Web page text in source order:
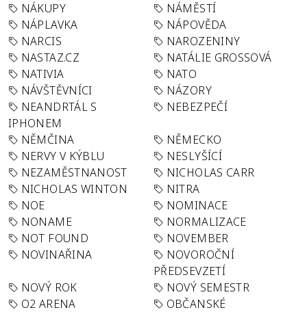
NÁKUPY
NÁMĚSTÍ
NÁPLAVKA
NÁPOVĚDA
NARCIS
NAROZENINY
NASTAZ.CZ
NATÁLIE GROSSOVÁ
NATIVIA
NATO
NÁVŠTĚVNÍCI
NÁZORY
NEANDRTÁL S
IPHONEM
NEBEZPEČÍ
NĚMČINA
NĚMECKO
NERVY V KÝBLU
NESLYŠÍCÍ
NEZAMĚSTNANOST
NICHOLAS CARR
NICHOLAS WINTON
NITRA
NOE
NOMINACE
NONAME
NORMALIZACE
NOT FOUND
NOVEMBER
NOVINAŘINA
NOVOROČNÍ
PŘEDSEVZETÍ
NOVÝ ROK
NOVÝ SEMESTR
O2 ARENA
OBČANSKÉ